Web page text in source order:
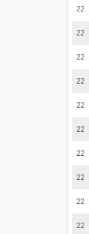
22
22
22
22
22
22
22
22
22
22